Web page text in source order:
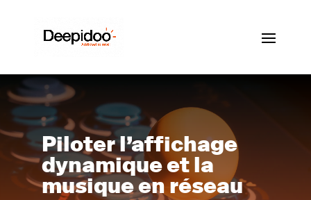
Piloter l’affichage
dynamique et la
musique en réseau